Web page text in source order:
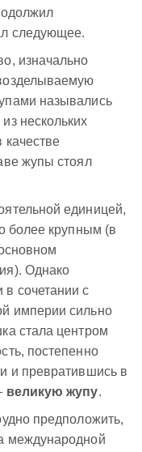
следующее.
изначально
назывались
нескольких
качестве
жупы стоял
единицей,
более крупным (в
Однако
сочетании с
империи сильно
стала центром
постепенно
и превратившись в
великую жупу.
предположить,
международной